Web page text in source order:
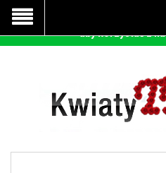
Nasza strona korzysta z
prawidłowego działania.
aby korzystać z